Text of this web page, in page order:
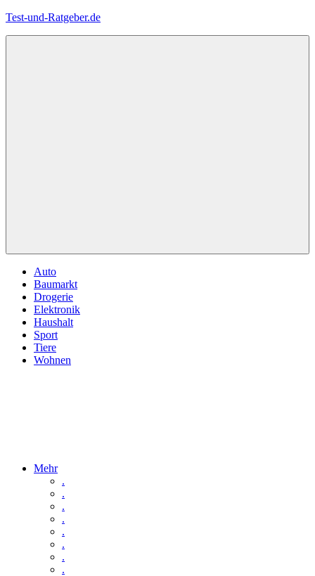
Zum
Test-und-Ratgeber.de
Auto
Baumarkt
Drogerie
Elektronik
Haushalt
Sport
Tiere
Wohnen
Mehr
.
.
.
.
.
.
.
.